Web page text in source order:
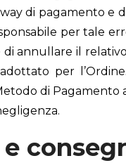
di pagamento e
per tale
annullare il
per
di Pagamento